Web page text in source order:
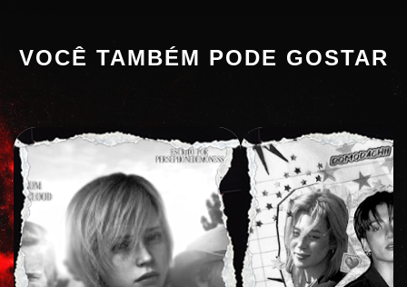
VOCÊ TAMBÉM PODE GOSTAR